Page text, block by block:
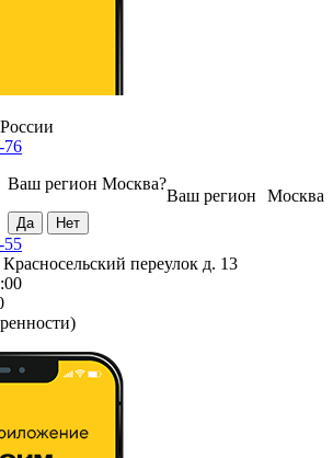
76
Москва
Ваш регион
Ваш регион Москва?
55
переулок д. 13